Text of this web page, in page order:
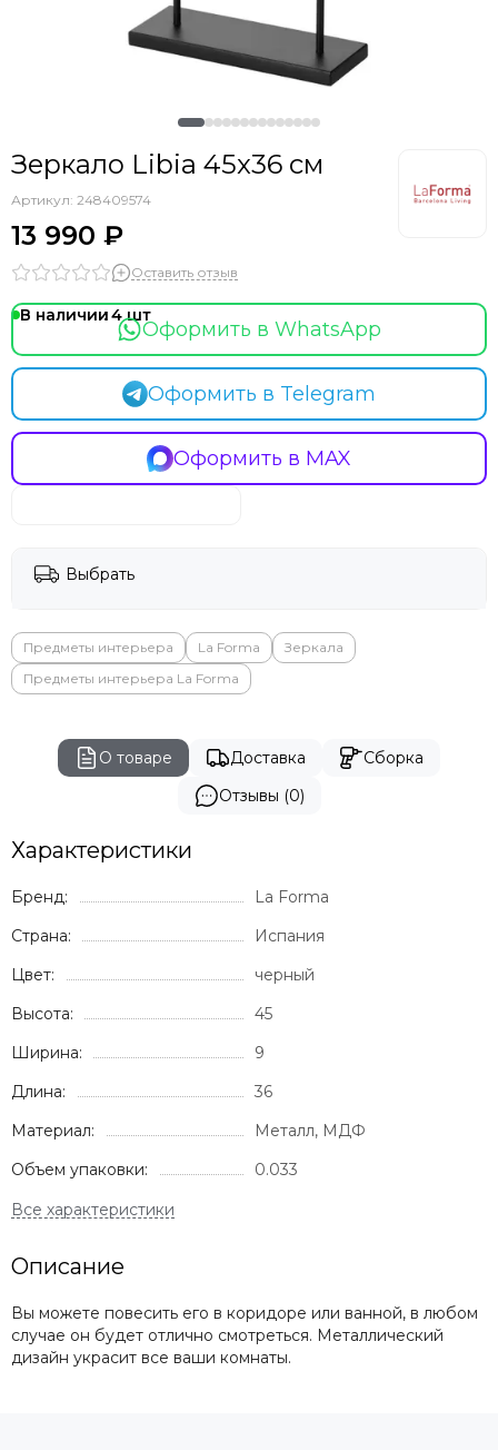
Зеркало Libia 45x36 см
Артикул: 248409574
13 990 ₽
Оставить отзыв
В наличии4
Оформить в WhatsApp
Оформить в Telegram
Оформить в MAX
Выбрать
Предметы интерьера La Forma
Зеркала
Предметы интерьера La Forma
О товаре Доставка
Сборка
Отзывы (0)
Характеристики
Бренд:
La Forma
Страна:
Испания
Цвет:
черный
Высота:
45
Ширина:
9
Длина:
36
Материал:
Металл, МДФ
Объем упаковки:
0.033
Описание
Вы можете повесить его в коридоре или ванной, в любом
случае он будет отлично смотреться. Металлический
дизайн украсит все ваши комнаты.